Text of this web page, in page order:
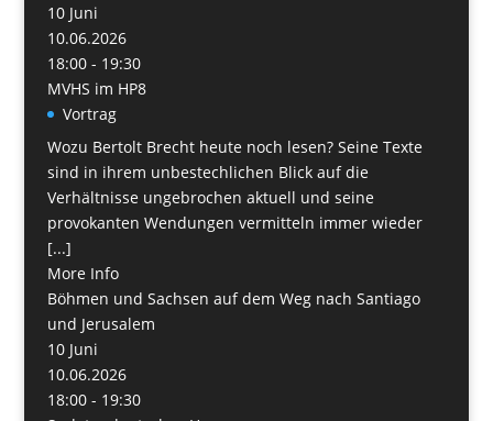
10 Juni
10.06.2026
18:00 - 19:30
MVHS im HP8
Vortrag
Wozu Bertolt Brecht heute noch lesen? Seine Texte
sind in ihrem unbestechlichen Blick auf die
Verhältnisse ungebrochen aktuell und seine
provokanten Wendungen vermitteln immer wieder
[...]
More Info
Böhmen und Sachsen auf dem Weg nach San­tiago
und Jerusalem
10 Juni
10.06.2026
18:00 - 19:30